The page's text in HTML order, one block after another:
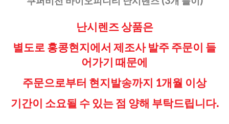
난시렌즈 상품은
별도로 홍콩현지에서 제조사 발주 주문이 들
어가기 때문에
주문으로부터 현지발송까지 1개월 이상
기간이 소요될 수 있는 점 양해 부탁드립니다.